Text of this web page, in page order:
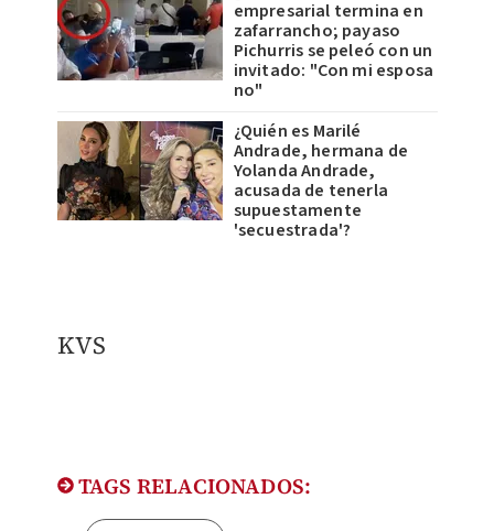
empresarial termina en
zafarrancho; payaso
Pichurris se peleó con un
invitado: "Con mi esposa
no"
¿Quién es Marilé
Andrade, hermana de
Yolanda Andrade,
acusada de tenerla
supuestamente
'secuestrada'?
KVS
TAGS RELACIONADOS: